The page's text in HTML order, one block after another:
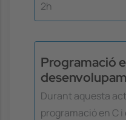
2h
Programació
Durant aquesta
programació en C